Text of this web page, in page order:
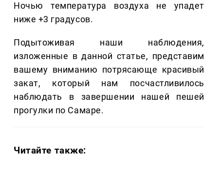
Ночью температура воздуха не упадет
ниже +3 градусов.
Подытоживая наши наблюдения,
изложенные в данной статье, представим
вашему вниманию потрясающе красивый
закат, который нам посчастливилось
наблюдать в завершении нашей пешей
прогулки по Самаре.
Читайте также: